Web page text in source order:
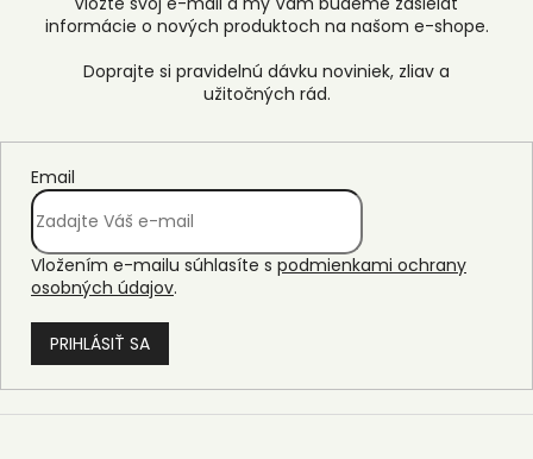
informácie o nových produktoch na našom e-shope.
Email
Vložením e-mailu súhlasíte s podmienkami ochrany
osobných údajov.
PRIHLÁSIŤ SA
Z